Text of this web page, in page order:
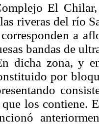
El
riveras del río
a
bandas de
dicha zona, y
por
los contiene.